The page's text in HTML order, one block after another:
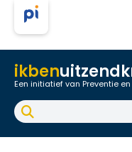
ikben
Een initiatief van Preventie
Onthaal
Werkpostfiche
Arbeidsongeval